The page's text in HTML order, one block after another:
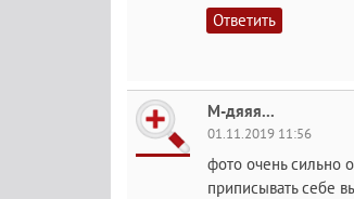
Ответить
М-дяяя...
01.11.2019 11:56
фото очень сильно
приписывать себе